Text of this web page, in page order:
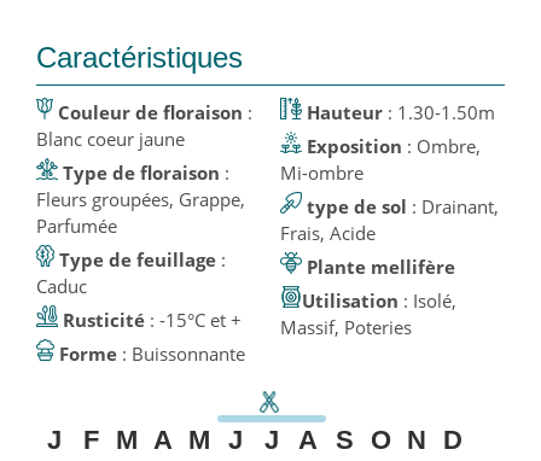
Caractéristiques
Couleur de floraison :
Blanc coeur jaune
Type de floraison :
Fleurs groupées, Grappe,
Parfumée
Type de feuillage :
Caduc
Rusticité : -15°C et +
Forme
: Buissonnante
Hauteur: 1.30-1.50m
Exposition : Ombre,
Mi-ombre
type de sol : Drainant,
Frais, Acide
Plante mellifère
Utilisation : Isolé,
Massif, Poteries
J F M A M J J A S O N D